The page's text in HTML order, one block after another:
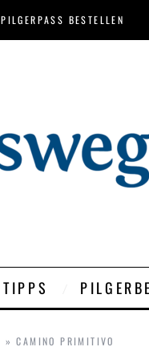
PILGERPASS BESTELLEN
TIPPS
»CAMINO PRIMITIVO